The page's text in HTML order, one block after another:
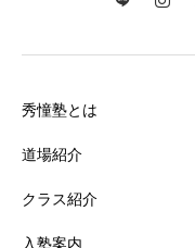
秀憧塾とは
道場紹介
クラス紹介
入塾案内